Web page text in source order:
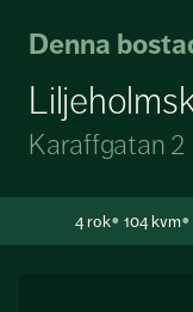
Denna
Karaffgatan 2
4rok 104 kvm